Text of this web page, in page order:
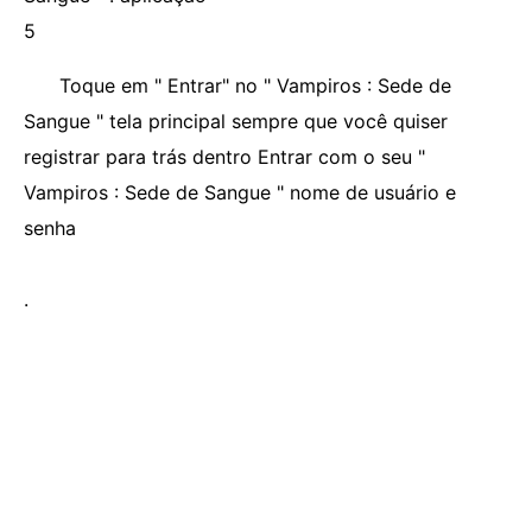
5
Toque em " Entrar" no " Vampiros : Sede de
Sangue " tela principal sempre que você quiser
registrar para trás dentro Entrar com o seu "
Vampiros : Sede de Sangue " nome de usuário e
senha
.